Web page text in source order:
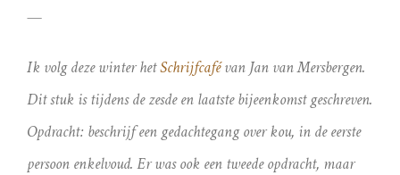
—
Ik volg deze winter hetSchrijfcafévan Jan van Mersbergen.
Dit stuk is tijdens de zesde en laatste bijeenkomst geschreven.
Opdracht: beschrijf een gedachtegang over kou, in de eerste
persoon enkelvoud. Er was ook een tweede opdracht, maar